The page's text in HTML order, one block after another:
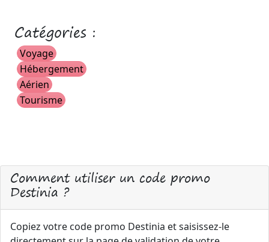
Catégories :
Voyage
Hébergement
Aérien
Tourisme
Comment utiliser un code promo
Destinia ?
Copiez votre code promo Destinia et saisissez-le